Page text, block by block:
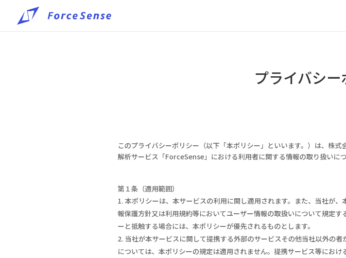
プライバシ
このプライバシーポリシー（以下「本ポリシー」といいます。）は、株式
解析サービス 「ForceSense」 における利用者に関する情報の取り扱いに
第１条（適用範囲）
本ポリシーは、本サービスの利用に関し適用されます。また、当社が
報保護方針又は利用規約等においてユーザー情報の取扱いについて規定
ーと抵触する場合には、本ポリシーが優先されるものとします。
当社が本サービスに関して提携する外部のサービスその他当社以外の
については、本ポリシーの規定は適用されません。提携サービス等にお